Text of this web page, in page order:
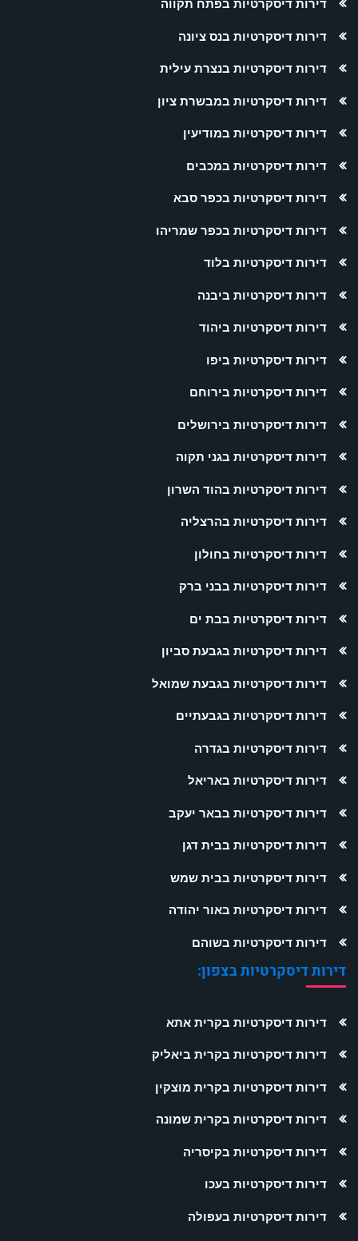
דירות דיסקרטיות בפתח תקווה
דירות דיסקרטיות בנס ציונה
דירות דיסקרטיות בנצרת עילית
דירות דיסקרטיות במבשרת ציון
דירות דיסקרטיות במודיעין
דירות דיסקרטיות במכבים
דירות דיסקרטיות בכפר סבא
דירות דיסקרטיות בכפר שמריהו
דירות דיסקרטיות בלוד
דירות דיסקרטיות ביבנה
דירות דיסקרטיות ביהוד
דירות דיסקרטיות ביפו
דירות דיסקרטיות בירוחם
דירות דיסקרטיות בירושלים
דירות דיסקרטיות בגני תקוה
דירות דיסקרטיות בהוד השרון
דירות דיסקרטיות בהרצליה
דירות דיסקרטיות בחולון
דירות דיסקרטיות בבני ברק
דירות דיסקרטיות בבת ים
דירות דיסקרטיות בגבעת סביון
דירות דיסקרטיות בגבעת שמואל
דירות דיסקרטיות בגבעתיים
דירות דיסקרטיות בגדרה
דירות דיסקרטיות באריאל
דירות דיסקרטיות בבאר יעקב
דירות דיסקרטיות בבית דגן
דירות דיסקרטיות בבית שמש
דירות דיסקרטיות באור יהודה
דירות דיסקרטיות בשוהם
דירות דיסקרטיות בצפון:
דירות דיסקרטיות בקרית אתא
דירות דיסקרטיות בקרית ביאליק
דירות דיסקרטיות בקרית מוצקין
דירות דיסקרטיות בקרית שמונה
דירות דיסקרטיות בקיסריה
דירות דיסקרטיות בעכו
דירות דיסקרטיות בעפולה